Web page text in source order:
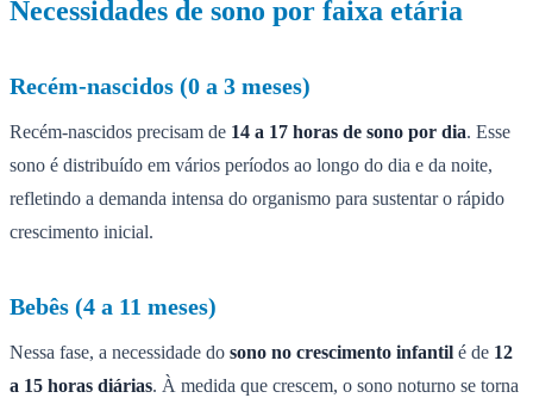
Necessidades de sono por faixa etária
Recém-nascidos (0 a 3 meses)
Recém-nascidos precisam de 14 a 17 horas de sono por dia. Esse
sono é distribuído em vários períodos ao longo do dia e da noite,
refletindo a demanda intensa do organismo para sustentar o rápido
crescimento inicial.
Bebês (4 a 11 meses)
Nessa fase, a necessidade do sono no crescimento infantil é de 12
a 15 horas diárias. À medida que crescem, o sono noturno se torna